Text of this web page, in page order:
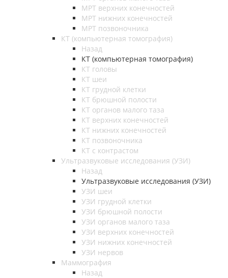
МРТ верхних конечностей
МРТ нижних конечностей
МРТ позвоночника
КТ (компьютерная томография)
Назад
КТ (компьютерная томография)
КТ головы
КТ шеи
КТ грудной клетки
КТ брюшной полости
КТ органов малого таза
КТ верхних конечностей
КТ нижних конечностей
КТ позвоночника
КТ с контрастом
Ультразвуковые исследования (УЗИ)
Назад
Ультразвуковые исследования (УЗИ)
УЗИ шеи
УЗИ грудной клетки
УЗИ брюшной полости
УЗИ органов малого таза
УЗИ верхних конечностей
УЗИ нижних конечностей
УЗИ нервов
Маммография
Назад